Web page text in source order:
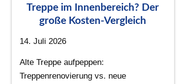
Treppe im Innenbereich? Der
große Kosten-Vergleich
14. Juli 2026
Alte Treppe aufpeppen:
Treppenrenovierung vs. neue